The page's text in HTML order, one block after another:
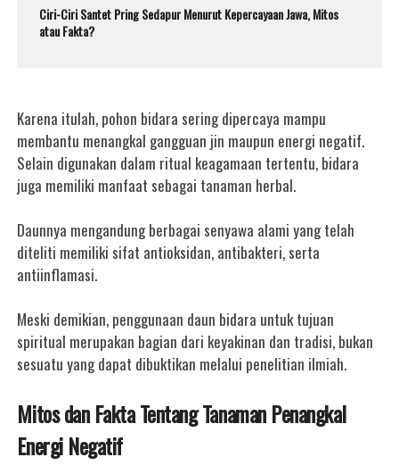
Ciri-Ciri Santet Pring Sedapur Menurut Kepercayaan Jawa, Mitos
atau Fakta?
Karena itulah, pohon bidara sering dipercaya mampu
membantu menangkal gangguan jin maupun energi negatif.
Selain digunakan dalam ritual keagamaan tertentu, bidara
juga memiliki manfaat sebagai tanaman herbal.
Daunnya mengandung berbagai senyawa alami yang telah
diteliti memiliki sifat antioksidan, antibakteri, serta
antiinflamasi.
Meski demikian, penggunaan daun bidara untuk tujuan
spiritual merupakan bagian dari keyakinan dan tradisi, bukan
sesuatu yang dapat dibuktikan melalui penelitian ilmiah.
Mitos dan Fakta Tentang Tanaman Penangkal
Energi Negatif